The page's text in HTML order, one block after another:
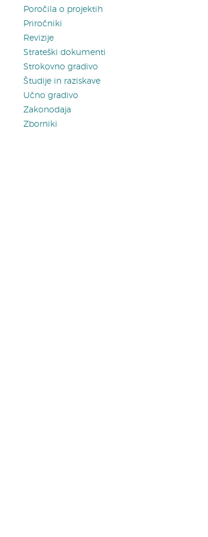
Poročila o projektih
Priročniki
Revizije
Strateški dokumenti
Strokovno gradivo
Študije in raziskave
Učno gradivo
Zakonodaja
Zborniki